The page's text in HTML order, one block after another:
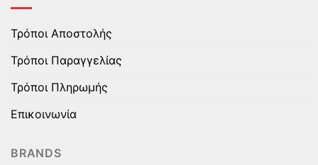
Τρόποι Αποστολής
Τρόποι Παραγγελίας
Τρόποι Πληρωμής
Επικοινωνία
BRANDS